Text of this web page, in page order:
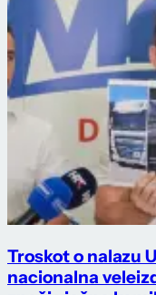
Troskot o nalazu
nacionalna